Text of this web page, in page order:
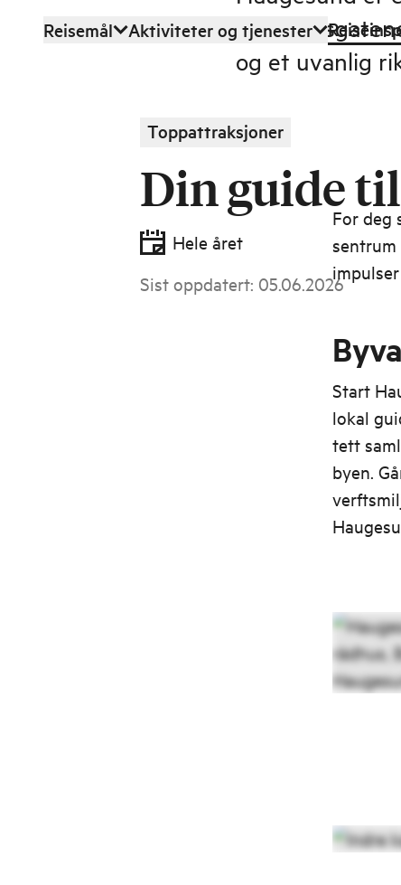
Hopp til hovedinnhold
Reisemål Aktiviteter og tjenester
Toppattraksjoner
Din guide
Hele året
Sist oppdatert: 05.06.2026
og et uvanlig
For deg
Start
lokal
tett
byen.